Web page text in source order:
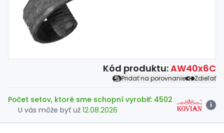
Hutníckymateriál
Spojovací materiál
Kód produktu:AW40x6C
Pridať na porovnanie Zdieľať
Počet setov, ktoré sme schopní vyrobiť: 4502
U vás môže byť už 12.08.2026
i